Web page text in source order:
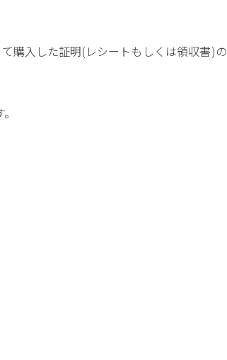
購入した証明(レシートもしくは領収書)の